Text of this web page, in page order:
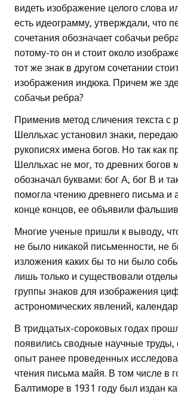
видеть изображение целого слова
есть идеограмму, утверждали, что
сочетания обозначает собачьи
потому-то он и стоит около
тот же знак в другом сочетании
изображения индюка. Причем же
собачьи ребра?
Применив метод сличения текста с
Шелльхас установил знаки,
рукописях имена богов. Но так как
Шелльхас не мог, то древних богов
обозначал буквами: бог А, бог В и
помогла чтению древнего письма и
конце концов, ее объявили
Многие ученые пришли к выводу,
не было никакой письменности, не
изложения каких бы то ни было
лишь только и существовали
группы знаков для изображения
астрономических явлений,
В тридцатых-сороковых годах
появились сводные научные
опыт ранее проведенных
чтения письма майя. В том числе в
Балтиморе в 1931 году был издан